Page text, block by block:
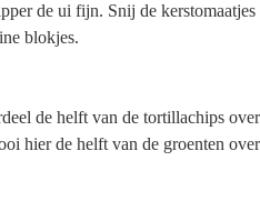
de ui fijn. Snij de
blokjes.
de helft van de tortillachips
hier de helft van de groenten